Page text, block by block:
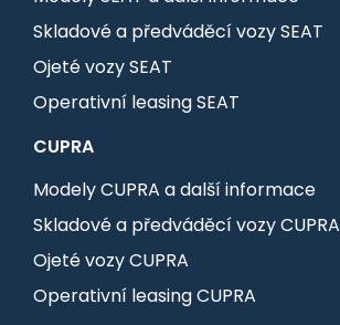
Skladové a předváděcí vozy SEAT
Ojeté vozy SEAT
Operativní leasing SEAT
CUPRA
Modely CUPRA a další informace
Skladové a předváděcí vozy CUPRA
Ojeté vozy CUPRA
Operativní leasing CUPRA